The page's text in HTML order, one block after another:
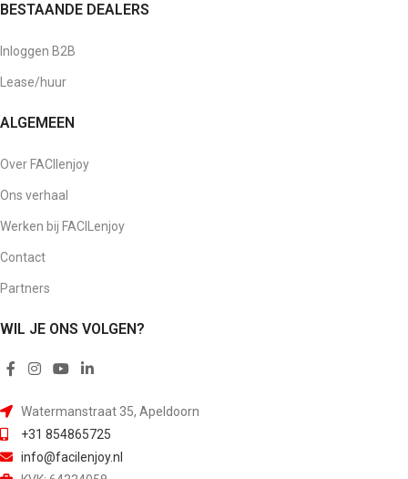
BESTAANDE DEALERS
Inloggen B2B
Lease/huur
ALGEMEEN
Over FACIlenjoy
Ons verhaal
Werken bij FACILenjoy
Contact
Partners
WIL JE ONS VOLGEN?
Watermanstraat 35, Apeldoorn
+31 854865725
info@facilenjoy.nl